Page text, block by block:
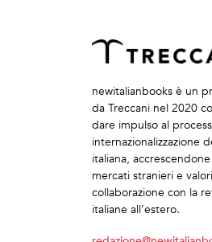
newitalianbooks è un
da Treccani nel 2020
dare impulso al
internazionalizzazione
italiana,
mercati stranieri e
collaborazione con la
italiane all’estero.